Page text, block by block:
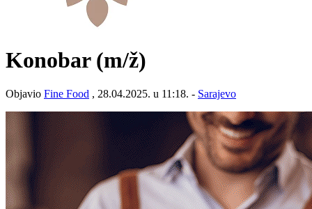
Konobar (m/ž)
Objavio Fine Food , 28.04.2025. u 11:18. - Sarajevo